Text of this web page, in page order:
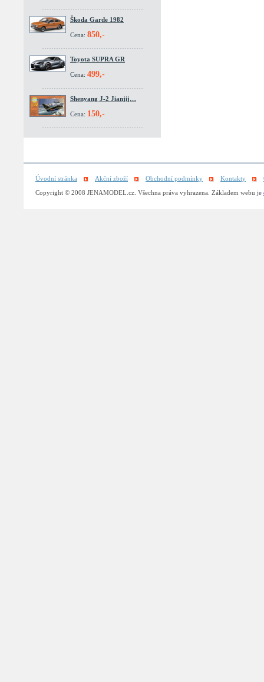
Škoda Garde 1982
Cena: 850,-
Toyota SUPRA GR
Cena: 499,-
Shenyang J-2 Jianjij…
Cena: 150,-
Úvodní stránka Akční zboží Obchodní podmínky Kontakty
Copyright © 2008 JENAMODEL.cz. Všechna práva vyhrazena. Základem webu je